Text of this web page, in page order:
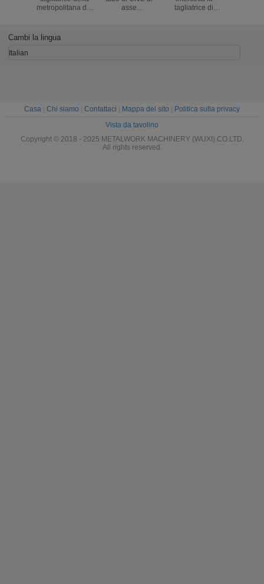
metropolitana del
di CNC di asse
con il motore di
asse
tagliatrice di
Cambi la lingua
Italian
Casa Chi siamo Contattaci Mappa del sito
Politica sulla privacy
Vista da tavolino
Copyright © 2018 - 2025 METALWORK MACHINERY (WUXI) CO.LTD.
All rights reserved.